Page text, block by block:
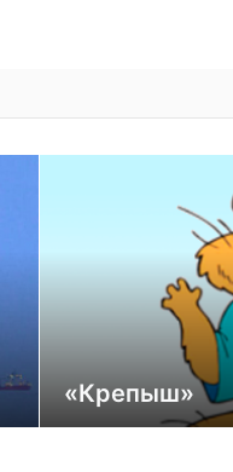
«Крепыш»